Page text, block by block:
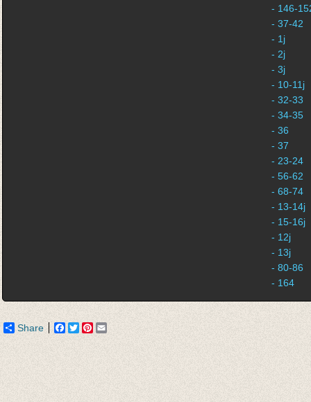
- 146-
- 37-42
- 1j
- 2j
- 3j
- 10-11j
- 32-33
- 34-35
- 36
- 37
- 23-24
- 56-62
- 68-74
- 13-14j
- 15-16j
- 12j
- 13j
- 80-86
- 164
Share Facebook
TwitterPinterest